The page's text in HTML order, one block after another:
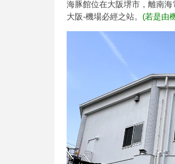
海豚館位在大阪堺市，離南
大阪-機場必經之站。 (若是由